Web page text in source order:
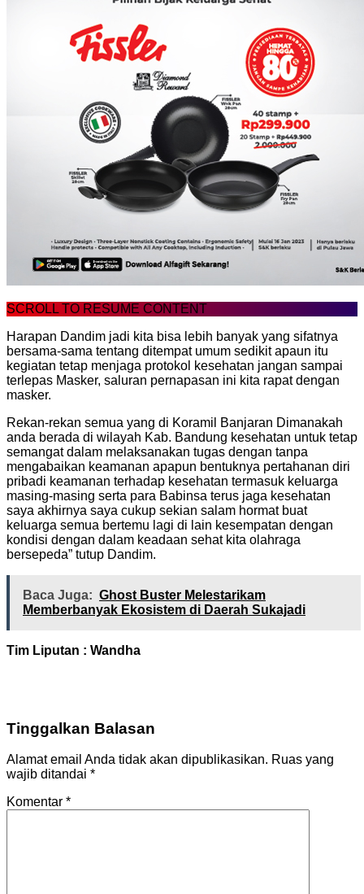
SCROLL TO RESUME CONTENT
Harapan Dandim jadi kita bisa lebih banyak yang sifatnya
bersama-sama tentang ditempat umum sedikit apaun itu
kegiatan tetap menjaga protokol kesehatan jangan sampai
terlepas Masker, saluran pernapasan ini kita rapat dengan
masker.
Rekan-rekan semua yang di Koramil Banjaran Dimanakah
anda berada di wilayah Kab. Bandung kesehatan untuk tetap
semangat dalam melaksanakan tugas dengan tanpa
mengabaikan keamanan apapun bentuknya pertahanan diri
pribadi keamanan terhadap kesehatan termasuk keluarga
masing-masing serta para Babinsa terus jaga kesehatan
saya akhirnya saya cukup sekian salam hormat buat
keluarga semua bertemu lagi di lain kesempatan dengan
kondisi dengan dalam keadaan sehat kita olahraga
bersepeda” tutup Dandim.
Baca Juga: Ghost Buster Melestarikam
Memberbanyak Ekosistem di Daerah Sukajadi
Tim Liputan : Wandha
Tinggalkan Balasan
Alamat email Anda tidak akan dipublikasikan. Ruas yang
wajib ditandai *
Komentar *